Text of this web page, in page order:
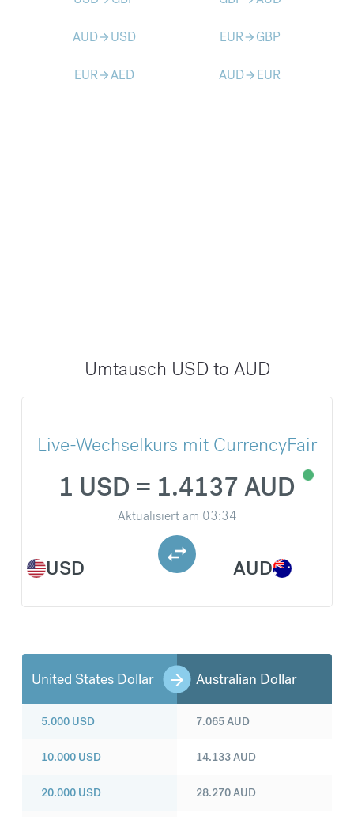
AUDarrow_forward USD EURarrow_forward GBP
EURarrow_forwardAED AUDarrow_forward EUR
Umtausch USD to AUD
Live-Wechselkurs mit CurrencyFair
USD
1 USD = 1.4137 AUD
Aktualisiert am 03:34
AUD
United States Dollar Australian Dollar
5.000 USD
10.000 USD
20.000 USD
7.065AUD
14.133AUD
28.270AUD